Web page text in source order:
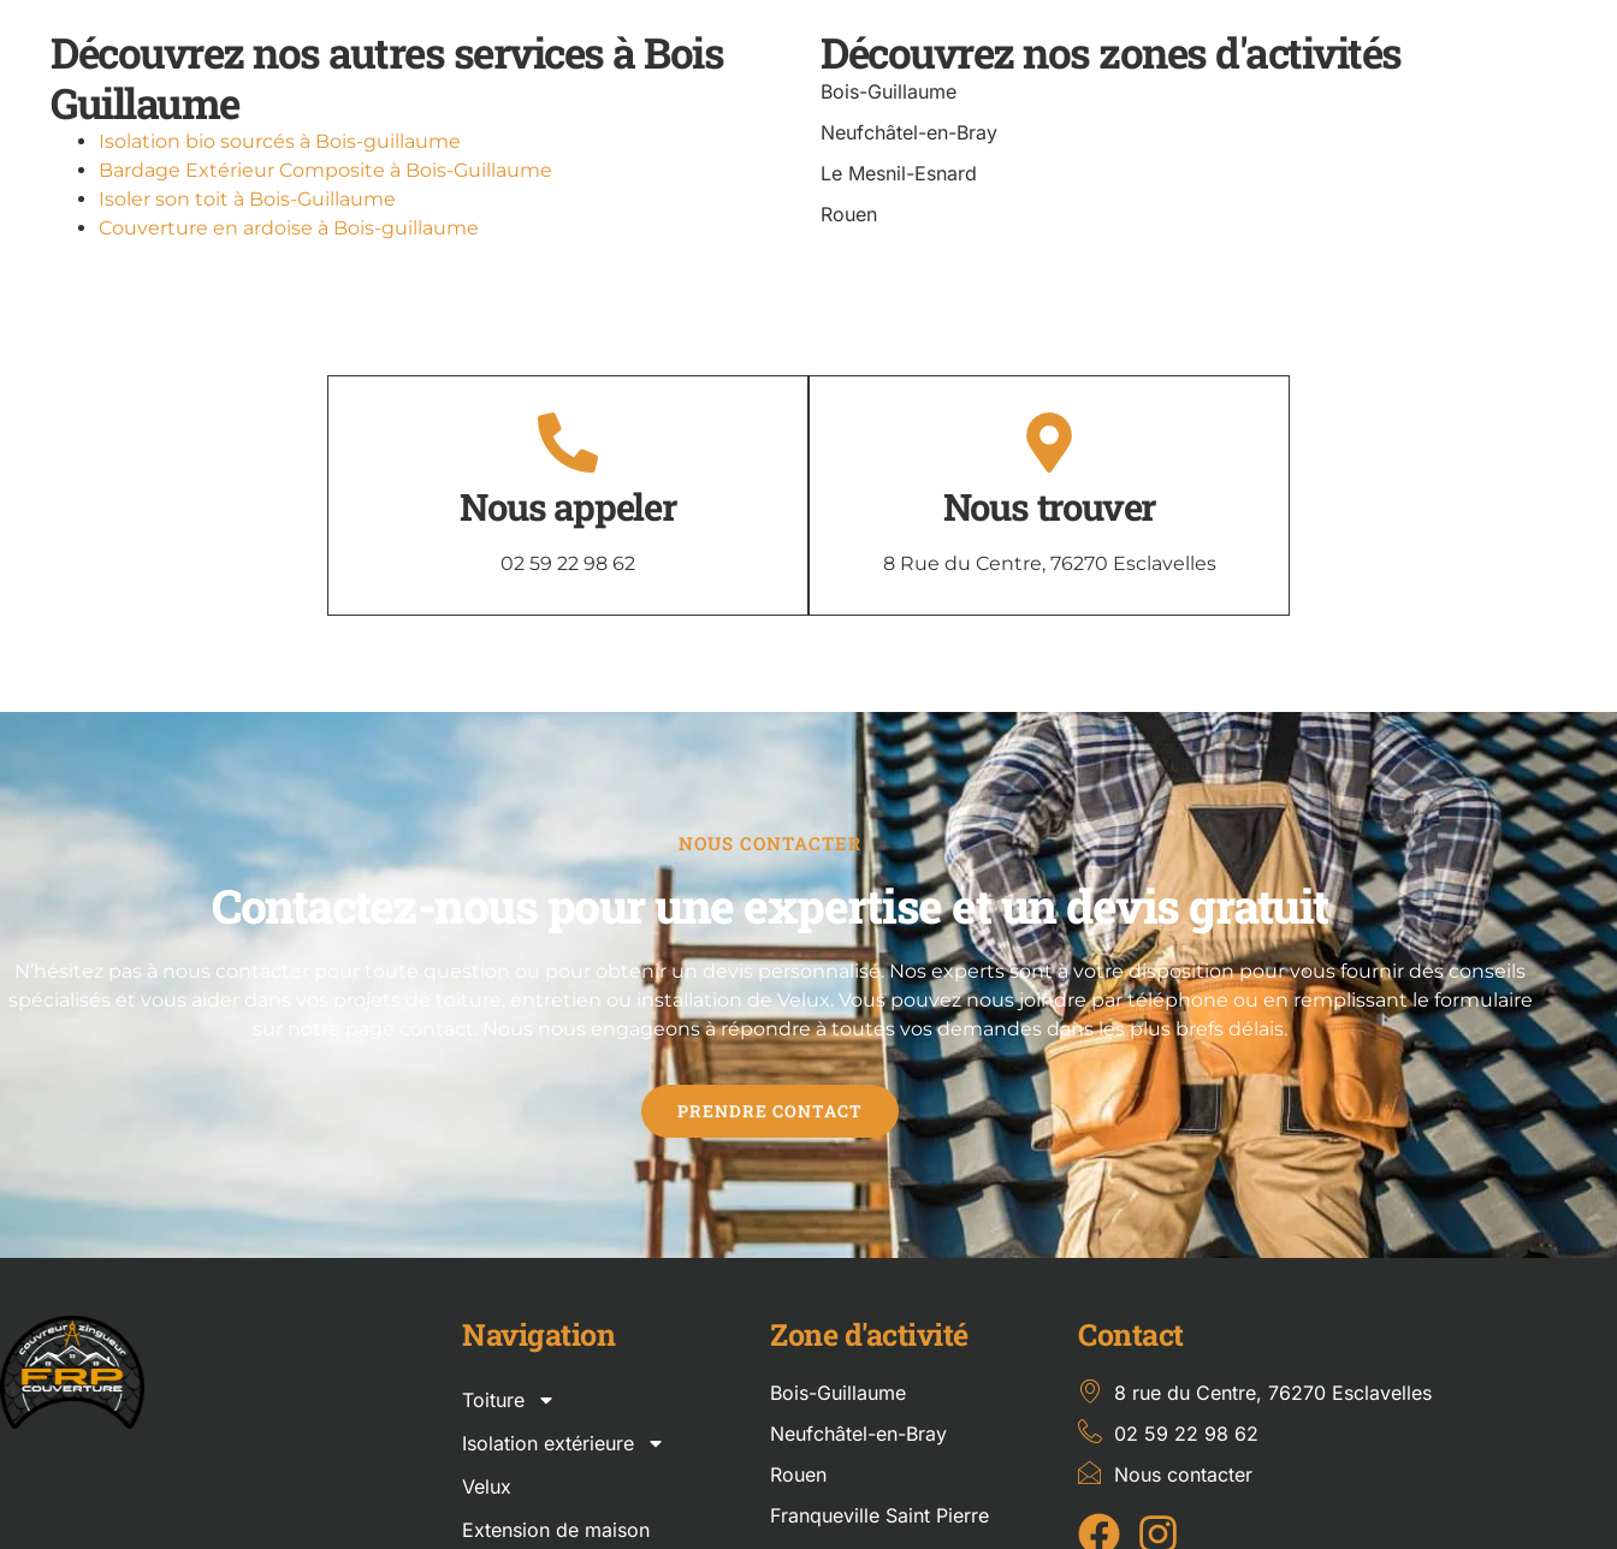
Découvrez nos autres services à Bois
Guillaume
Isolation bio sourcés à Bois-guillaume
Bardage Extérieur Composite à Bois-Guillaume
Isoler son toit à Bois-Guillaume
Couverture en ardoise à Bois-guillaume
Découvrez nos zones d'activités
Bois-Guillaume
Neufchâtel-en-Bray
Le Mesnil-Esnard
Rouen
Nous appeler
02 59 22 98 62
Nous trouver
8 Rue du Centre, 76270 Esclavelles
NOUS CONTACTER
Contactez-nous pour une expertise et un devis gratuit
N’hésitez pas à nous contacter pour toute question ou pour obtenir un devis personnalisé. Nos experts sont à votre disposition pour vous fournir des conseils
spécialisés et vous aider dans vos projets de toiture, entretien ou installation de Velux. Vous pouvez nous joindre par téléphone ou en remplissant le formulaire
sur notre page contact. Nous nous engageons à répondre à toutes vos demandes dans les plus brefs délais.
PRENDRE CONTACT
Navigation
Toiture
Isolation extérieure
Velux
Extension de maison
Zone d'activité
Bois-Guillaume
Neufchâtel-en-Bray
Rouen
Franqueville Saint Pierre
Contact
8 rue du Centre, 76270 Esclavelles
02 59 22 98 62
Nous contacter